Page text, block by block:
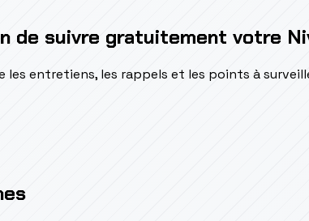
de suivre gratuitement votre
entretiens, les rappels et les points à